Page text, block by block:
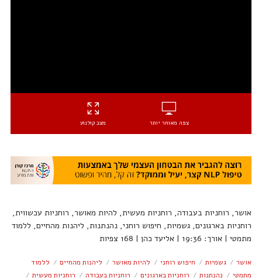
צפה מאוחר יותר מצב קולנוע
אושר, רוחניות בעבודה, רוחניות מעשית, להיות מאושר, רוחניות עכשווית,
רוחניות בארגונים, גשמיות, חיפוש רוחני, נהנתנות, ליהנות מהחיים, ללמוד
מתמטי | אורך: 19:36 | אליעד כהן | 168 צפיות
אושר גשמיות חיפוש רוחני להיות מאושר ליהנות מהחיים
ללמוד
מתמטי
נהנתנות רוחניות בארגונים רוחניות בעבודה
רוחניות מעשית